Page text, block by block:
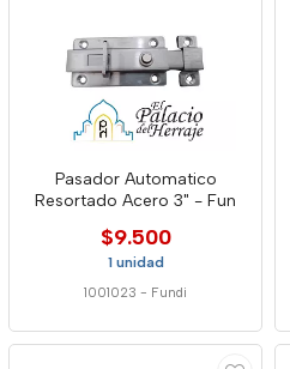
Pasador Automatico
Resortado Acero 3" - Fun
$9.500
1 unidad
1001023 - Fundi